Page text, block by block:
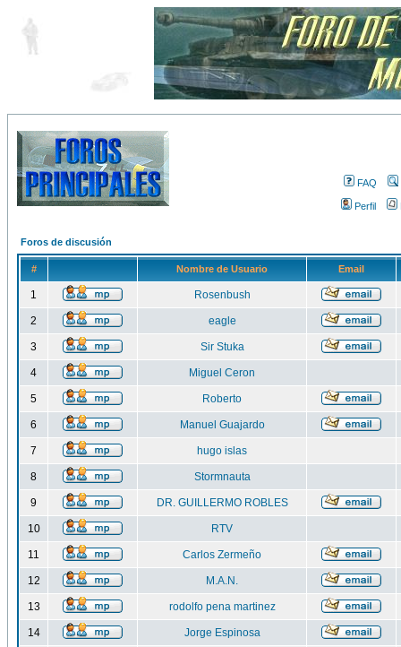
FAQ
Perfil
Foros de discusión
# Nombre de Usuario Email
1 Rosenbush
2 eagle
3 Sir Stuka
4 Miguel Ceron
5 Roberto
6 Manuel Guajardo
7 hugo islas
8 Stormnauta
9 DR. GUILLERMO ROBLES
10 RTV
11 Carlos Zermeño
12 M.A.N.
13 rodolfo pena martinez
14 Jorge Espinosa